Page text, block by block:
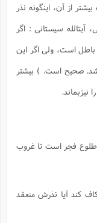
از آن، اینگونه نذر
آیتالله سیستانى : اگر
است، ولى اگر این
صحیح است. ) بیشتر
طلوع فجر است تا غروب
کند آیا نذرش منعقد